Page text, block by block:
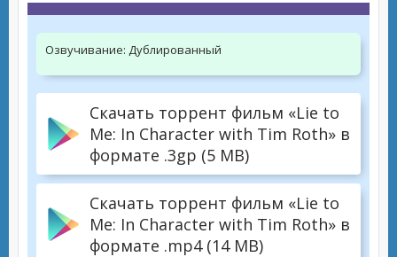
Озвучивание: Дублированный
Скачать торрент фильм «Lie to
Me: In Character with Tim Roth» в
формате .3gp (5 MB)
Скачать торрент фильм «Lie to
Me: In Character with Tim Roth» в
формате .mp4 (14 MB)